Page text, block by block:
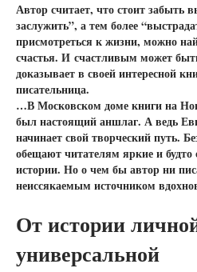
Автор считает, что стоит забыть
заслужить”, а тем более
присмотреться к жизни, можно
счастья. И счастливым может
доказывает в своей интересной
писательница.
…В Московском доме книги на
был настоящий аншлаг. А ведь
начинает свой творческий путь.
обещают читателям яркие и
истории. Но о чем бы автор ни
неиссякаемым источником
От истории
универсальной